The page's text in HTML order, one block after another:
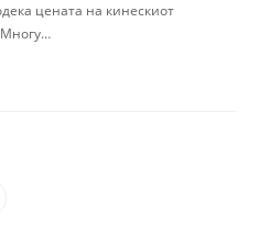
цената на кинескиот
Многу…